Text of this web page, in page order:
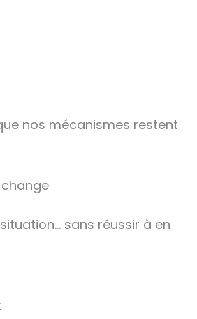
nos mécanismes restent
sans réussir à en